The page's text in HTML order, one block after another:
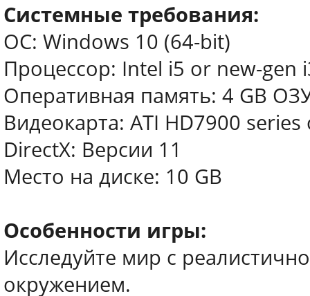
Системные требования:
ОС: Windows 10 (64-bit)
Процессор: Intel i5 or new-gen
Оперативная память: 4 GB
Видеокарта: ATI HD7900
DirectX: Версии 11
Место на диске: 10 GB
Особенности игры:
Исследуйте мир с
окружением.